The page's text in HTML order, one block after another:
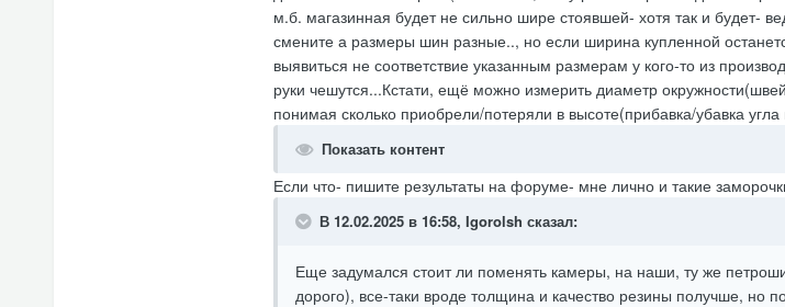
м.б. магазинная будет не сильно шире стоявшей- хотя так и будет-
смените а размеры шин разные.., но если ширина купленной
выявиться не соответствие указанным размерам у кого-то из
руки чешутся...Кстати, ещё можно измерить диаметр
понимая сколько приобрели/потеряли в высоте(прибавка/убавка
Показать контент
Если что- пишите результаты на форуме- мне лично и такие
В 12.02.2025 в 16:58, Igorolsh сказал:
Еще задумался стоит ли поменять камеры, на наши, ту же
дорого), все-таки вроде толщина и качество резины получше, но